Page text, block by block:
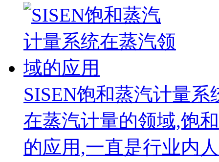
SISEN饱和蒸汽计量
在蒸汽计量的领域,饱
的应用,一直是行业内